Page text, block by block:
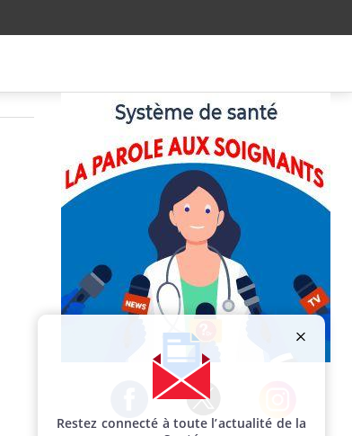
Facebook Twitter Instagram
Restez connecté à toute l’actualité de la